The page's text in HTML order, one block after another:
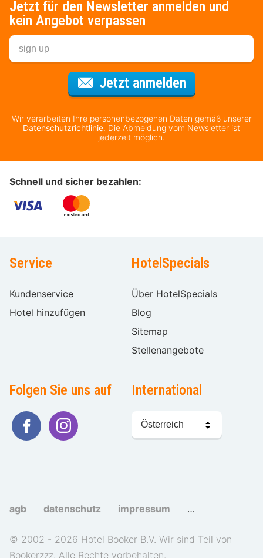
Jetzt für den Newsletter anmelden und
kein Angebot verpassen
Jetzt anmeldenFür den
Wir verarbeiten Ihre personenbezogenen Daten gemäß unserer
Datenschutzrichtlinie. Die Abmeldung vom Newsletter ist
jederzeit möglich.
Schnell und sicher bezahlen:
Service
Kundenservice
Hotel hinzufügen
HotelSpecials
Über HotelSpecials
Blog
Sitemap
Stellenangebote
Folgen Sie uns auf International
Sprache
wählen
agb datenschutz impressum cookies und
© 2002 - 2026 Hotel Booker B.V. Wir sind Teil von
Bookerzzz. Alle Rechte vorbehalten.